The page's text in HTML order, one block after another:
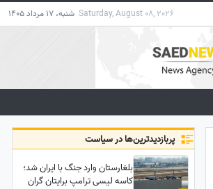
Saturday, August 08, 2026 شنبه، 17 مرداد 1405
پربازدید‌ترین‌ها در سیاست
بلغارستان وارد جنگ با ایران شد؛
کاسه لیسی ترامپ برایتان گران